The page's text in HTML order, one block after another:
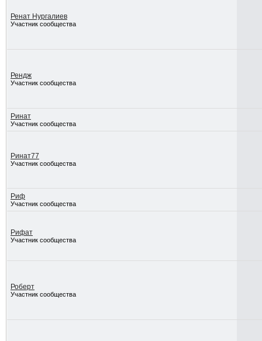
Ренат Нургалиев
Участник сообщества
Рендж
Участник сообщества
Ринат
Участник сообщества
Ринат77
Участник сообщества
Риф
Участник сообщества
Рифат
Участник сообщества
Роберт
Участник сообщества